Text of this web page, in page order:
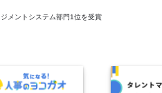
メントシステム部門1位を受賞